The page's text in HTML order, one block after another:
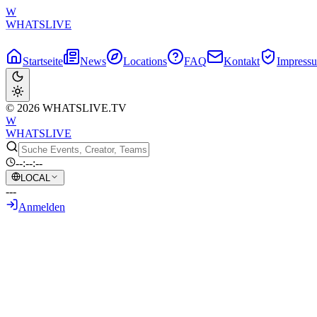
W
WHATSLIVE
Startseite News Locations FAQ Kontakt
© 2026 WHATSLIVE.TV
W
WHATSLIVE
--:--:--
LOCAL
---
Anmelden